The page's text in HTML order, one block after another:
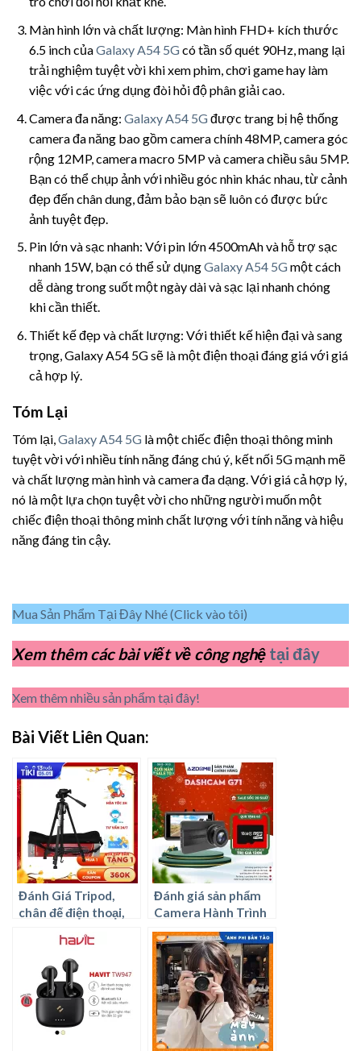
Màn hình lớn và chất lượng: Màn hình FHD+ kích thước
6.5 inch củaGalaxy A54 5Gcó tần số quét 90Hz, mang lại
trải nghiệm tuyệt vời khi xem phim, chơi game hay làm
việc với các ứng dụng đòi hỏi độ phân giải cao.
Camera đa năng: Galaxy A54 5Gđược trang bị hệ thống
camera đa năng bao gồm camera chính 48MP, camera góc
rộng 12MP, camera macro 5MP và camera chiều sâu 5MP.
Bạn có thể chụp ảnh với nhiều góc nhìn khác nhau, từ cảnh
đẹp đến chân dung, đảm bảo bạn sẽ luôn có được bức
ảnh tuyệt đẹp.
Pin lớn và sạc nhanh: Với pin lớn 4500mAh và hỗ trợ sạc
nhanh 15W, bạn có thể sử dụngGalaxy A54 5Gmột cách
dễ dàng trong suốt một ngày dài và sạc lại nhanh chóng
khi cần thiết.
Thiết kế đẹp và chất lượng: Với thiết kế hiện đại và sang
trọng, Galaxy A54 5G sẽ là một điện thoại đáng giá với giá
cả hợp lý.
Tóm Lại
Tóm lại,Galaxy A54 5G là một chiếc điện thoại thông minh
tuyệt vời với nhiều tính năng đáng chú ý, kết nối 5G mạnh mẽ
và chất lượng màn hình và camera đa dạng. Với giá cả hợp lý,
nó là một lựa chọn tuyệt vời cho những người muốn một
chiếc điện thoại thông minh chất lượng với tính năng và hiệu
năng đáng tin cậy.
Mua Sản Phẩm Tại Đây Nhé (Click vào tôi)
Xem thêm các bài viết về công nghệ tại đây
Xem thêm nhiều sản phẩm tại đây!
Bài Viết Liên Quan:
Đánh Giá Tripod,
chân đế điện thoại,
hiện nay.
Đánh giá sản phẩm
Camera Hành Trình
1080P AZDOME
Dash Cam G71 Đen –
Có nên mua?